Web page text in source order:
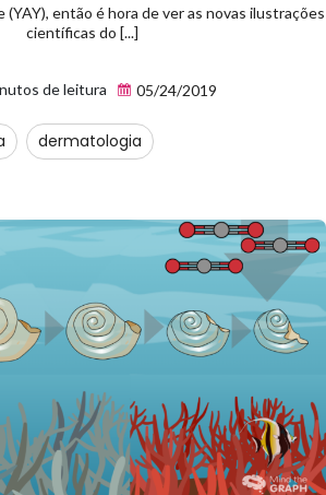
então é hora de ver as novas ilustrações
científicas do [...]
de leitura 05/24/2019
dermatologia